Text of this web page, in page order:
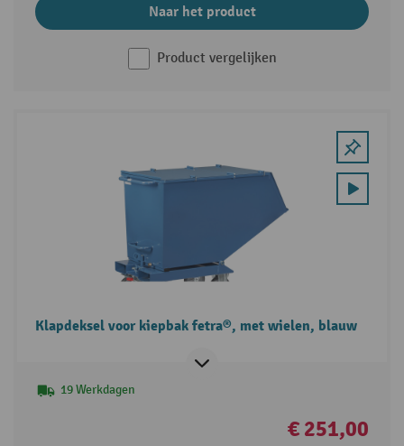
Naar het product
Product vergelijken
Klapdeksel voor kiepbak fetra®, met wielen, blauw
19 Werkdagen
€ 251,00